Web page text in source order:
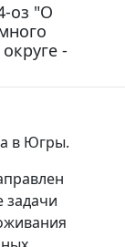
оз "О
-
в Югры.
задачи